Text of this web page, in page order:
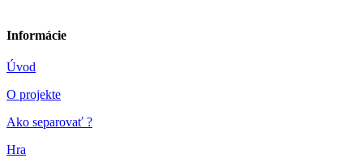
Informácie
Úvod
O projekte
Ako separovať ?
Hra